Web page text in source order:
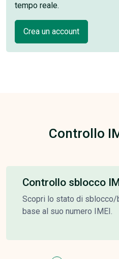
tempo reale.
Crea un account
Controllo
Controllo sblocco
Scopri lo stato di sblocco/
base al suo numero IMEI.